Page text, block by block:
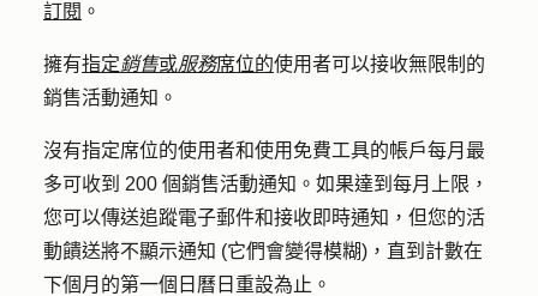
訂閱 。
擁有指定銷售或服務席位的使用者可以接收無限制的
銷售活動通知。
沒有指定席位的使用者和使用免費工具的帳戶每月最
多可收到 200 個銷售活動通知。如果達到每月上限，
您可以傳送追蹤電子郵件和接收即時通知，但您的活
動饋送將不顯示通知 (它們會變得模糊)，直到計數在
下個月的第一個日曆日重設為止。